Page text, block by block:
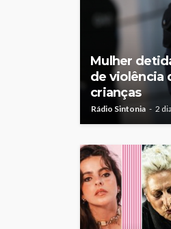
Mulher
de violência
crianças
Rádio Sintonia 2